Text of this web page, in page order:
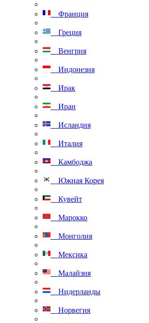
Франция
Греция
Венгрия
Индонезия
Ирак
Иран
Исландия
Италия
Камбоджа
Южная Корея
Кувейт
Марокко
Монголия
Мексика
Малайзия
Нидерланды
Норвегия